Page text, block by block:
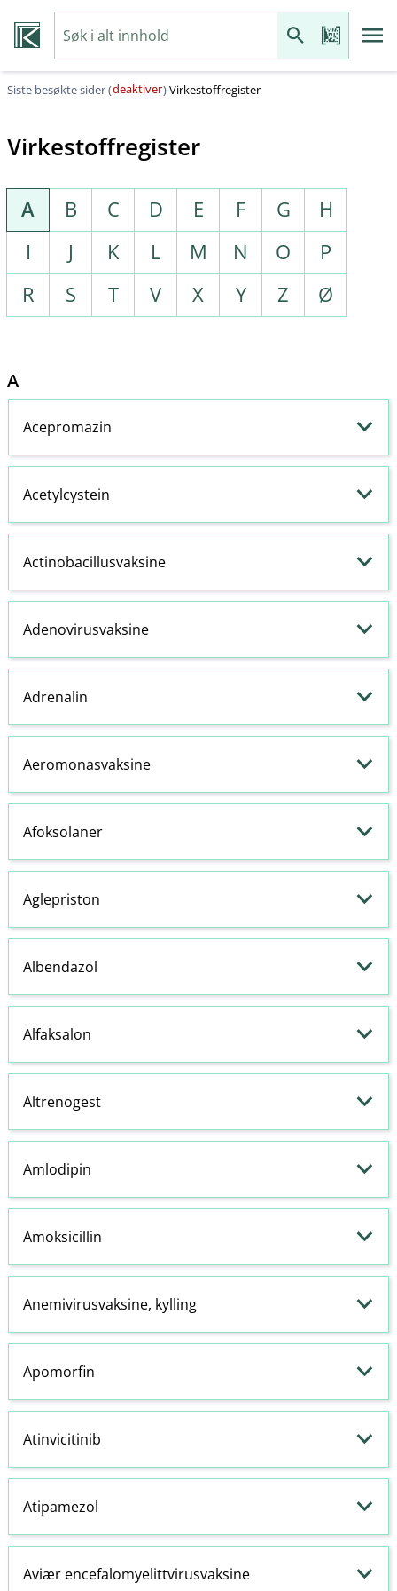
Siste besøkte sider (deaktiver)Virkestoffregister
Virkestoffregister
A B C D E F G
H
I
J K L M N O
P
R
S T V X Y Z Ø
A
Acepromazin
Acetylcystein
Actinobacillusvaksine
Adenovirusvaksine
Adrenalin
Aeromonasvaksine
Afoksolaner
Aglepriston
Albendazol
Alfaksalon
Altrenogest
Amlodipin
Amoksicillin
Anemivirusvaksine, kylling
Apomorfin
Atinvicitinib
Atipamezol
Aviær encefalomyelittvirusvaksine